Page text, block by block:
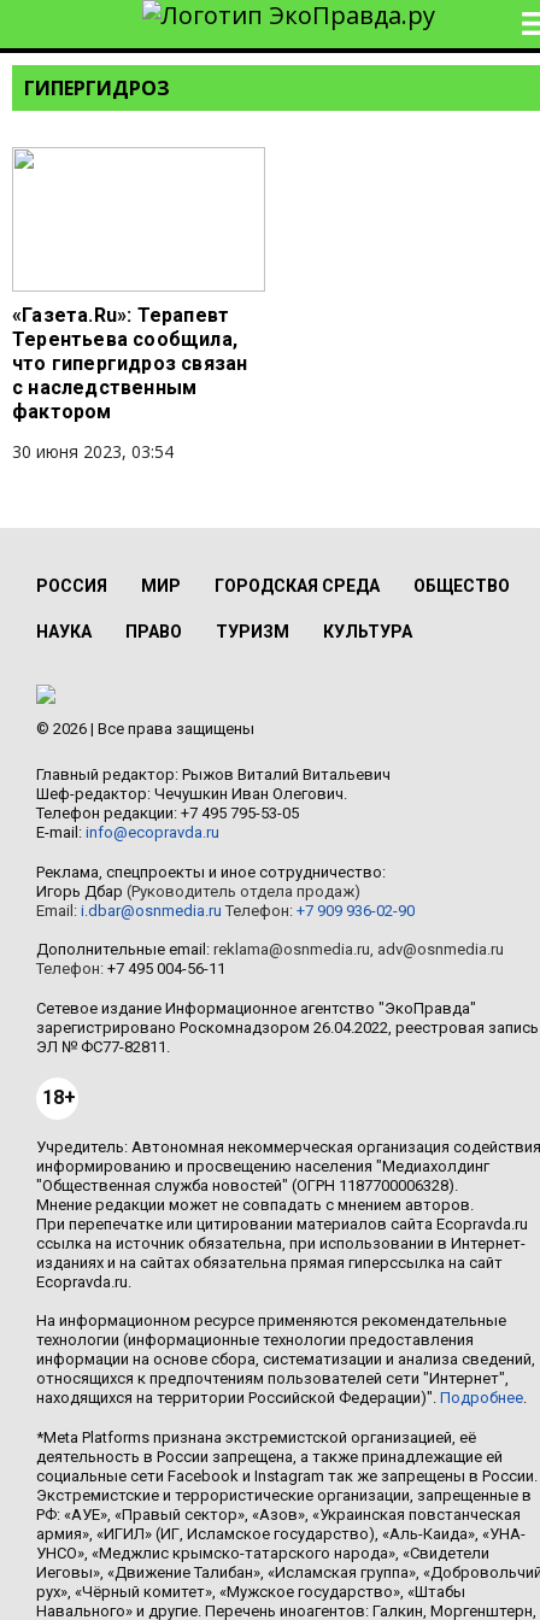
ГИПЕРГИДРОЗ
«Газета.Ru»: Терапевт
Терентьева сообщила,
что гипергидроз связан
с наследственным
фактором
30 июня 2023, 03:54
РОССИЯ МИР ГОРОДСКАЯ СРЕДА ОБЩЕСТВО
НАУКА ПРАВО ТУРИЗМ КУЛЬТУРА
© 2026 | Все права защищены
Главный редактор: Рыжов Виталий Витальевич
Шеф-редактор: Чечушкин Иван Олегович.
Телефон редакции: +7 495 795-53-05
E-mail: info@ecopravda.ru
Реклама, спецпроекты и иное сотрудничество:
Игорь Дбар (Руководитель отдела продаж)
Email: i.dbar@osnmedia.ru Телефон: +7 909 936-02-90
Дополнительные email: reklama@osnmedia.ru, adv@osnmedia.ru
Телефон: +7 495 004-56-11
Сетевое издание Информационное агентство "ЭкоПравда"
зарегистрировано Роскомнадзором 26.04.2022, реестровая запись
ЭЛ № ФС77-82811.
18+
Учредитель: Автономная некоммерческая организация содействия
информированию и просвещению населения "Медиахолдинг
"Общественная служба новостей" (ОГРН 1187700006328).
Мнение редакции может не совпадать с мнением авторов.
При перепечатке или цитировании материалов сайта Ecopravda.ru
ссылка на источник обязательна, при использовании в Интернет-
изданиях и на сайтах обязательна прямая гиперссылка на сайт
Ecopravda.ru.
На информационном ресурсе применяются рекомендательные
технологии (информационные технологии предоставления
информации на основе сбора, систематизации и анализа сведений,
относящихся к предпочтениям пользователей сети "Интернет",
находящихся на территории Российской Федерации)". Подробнее.
*Meta Platforms признана экстремистской организацией, её
деятельность в России запрещена, а также принадлежащие ей
социальные сети Facebook и Instagram так же запрещены в России.
Экстремистские и террористические организации, запрещенные в
РФ: «АУЕ», «Правый сектор», «Азов», «Украинская повстанческая
армия», «ИГИЛ» (ИГ, Исламское государство), «Аль-Каида», «УНА-
УНСО», «Меджлис крымско-татарского народа», «Свидетели
Иеговы», «Движение Талибан», «Исламская группа»,
рух», «Чёрный комитет», «Мужское государство», «Штабы
Навального» и другие. Перечень иноагентов: Галкин, Моргенштерн,